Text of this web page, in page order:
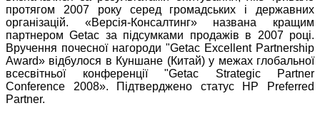
протягом 2007 року серед громадських і державних
організацій. «Версія-Консалтинг» названа кращим
партнером Getac за підсумками продажів в 2007 році.
Вручення почесної нагороди "Getac Excellent Partnership
Award» відбулося в Куншане (Китай) у межах глобальної
всесвітньої конференції "Getac Strategic Partner
Conference 2008». Підтверджено статус HP Preferred
Partner.